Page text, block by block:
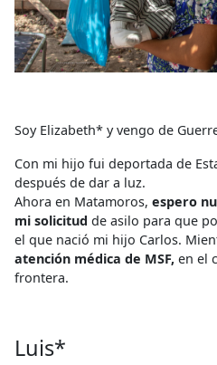
Soy Elizabeth* y vengo de
Con mi hijo fui deportada de
después de dar a luz.
Ahora en Matamoros, espero
mi solicitud de asilo para que
el que nació mi hijo Carlos.
atención médica de MSF, en el
frontera.
Luis*